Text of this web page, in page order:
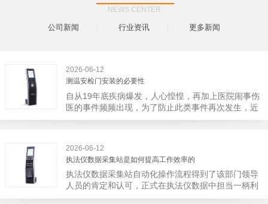
NEWS CENTER
公司新闻 行业资讯 更多新闻
2026-06-12
测温安检门安装的必要性
自从19年底疾病爆发，人心惶惶，再加上医院闹事伤
医的事件频频出现，为了防止此类事件再次发生，近
日，广西南宁市卫建委发出通知，要求当地市属各三
大体只有两个，其一，安装安检门是否会激化矛盾。
其二，安装安检门可以防范于未然。1月6号当天，南
宁市第二医院刚试行安检的首日，检查出10多把各类
刀具和一把管制类刀具。近来伤医事件屡屡发生，安
装安检门可以缓解医生安全感不足的问题，同时安检
2026-06-12
执法仪数据采集站是如何提高工作效率的
执法仪数据采集站自动化操作流程得到了该部门领导
人员的肯定和认可，正式在执法仪数据中担当一柄利
剑。 执法仪数据采集站对于执法仪数据资料的管理